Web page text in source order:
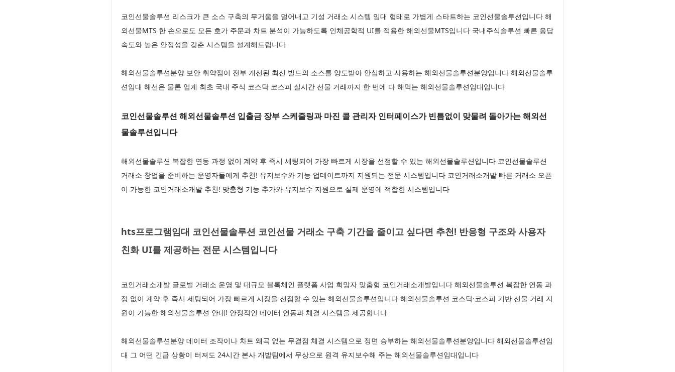
코인선물솔루션 리스크가 큰 소스 구축의 무거움을 덜어내고 기성 거래소 시스템 임대 형태로 가볍게 스타트하는 코인선물솔루션입니다 해
외선물MTS 한 손으로도 모든 호가 주문과 차트 분석이 가능하도록 인체공학적 UI를 적용한 해외선물MTS입니다 국내주식솔루션 빠른 응답
속도와 높은 안정성을 갖춘 시스템을 설계해드립니다
해외선물솔루션분양 보안 취약점이 전부 개선된 최신 빌드의 소스를 양도받아 안심하고 사용하는 해외선물솔루션분양입니다 해외선물솔루
션임대 해선은 물론 업계 최초 국내 주식 코스닥 코스피 실시간 선물 거래까지 한 번에 다 해먹는 해외선물솔루션임대입니다
코인선물솔루션 해외선물솔루션 입출금 장부 스케줄링과 마진 콜 관리자 인터페이스가 빈틈없이 맞물려 돌아가는 해외선
물솔루션입니다
해외선물솔루션 복잡한 연동 과정 없이 계약 후 즉시 세팅되어 가장 빠르게 시장을 선점할 수 있는 해외선물솔루션입니다 코인선물솔루션
거래소 창업을 준비하는 운영자들에게 추천! 유지보수와 기능 업데이트까지 지원되는 전문 시스템입니다 코인거래소개발 빠른 거래소 오픈
이 가능한 코인거래소개발 추천! 맞춤형 기능 추가와 유지보수 지원으로 실제 운영에 적합한 시스템입니다
hts프로그램임대 코인선물솔루션 코인선물 거래소 구축 기간을 줄이고 싶다면 추천! 반응형 구조와 사용자
친화 UI를 제공하는 전문 시스템입니다
코인거래소개발 글로벌 거래소 운영 및 대규모 블록체인 플랫폼 사업 희망자 맞춤형 코인거래소개발입니다 해외선물솔루션 복잡한 연동 과
정 없이 계약 후 즉시 세팅되어 가장 빠르게 시장을 선점할 수 있는 해외선물솔루션입니다 해외선물솔루션 코스닥·코스피 기반 선물 거래 지
원이 가능한 해외선물솔루션 안내! 안정적인 데이터 연동과 체결 시스템을 제공합니다
해외선물솔루션분양 데이터 조작이나 차트 왜곡 없는 무결점 체결 시스템으로 정면 승부하는 해외선물솔루션분양입니다 해외선물솔루션임
대 그 어떤 긴급 상황이 터져도 24시간 본사 개발팀에서 무상으로 원격 유지보수해 주는 해외선물솔루션임대입니다